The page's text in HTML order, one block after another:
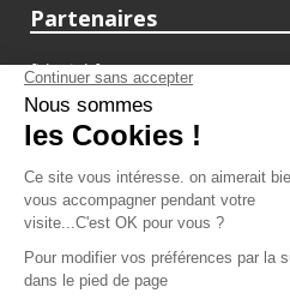
Partenaires
fiducial.fr
lyoncapitale.fr
olympique-et-lyonnais.com
L'application Iphone /
Téléchargez